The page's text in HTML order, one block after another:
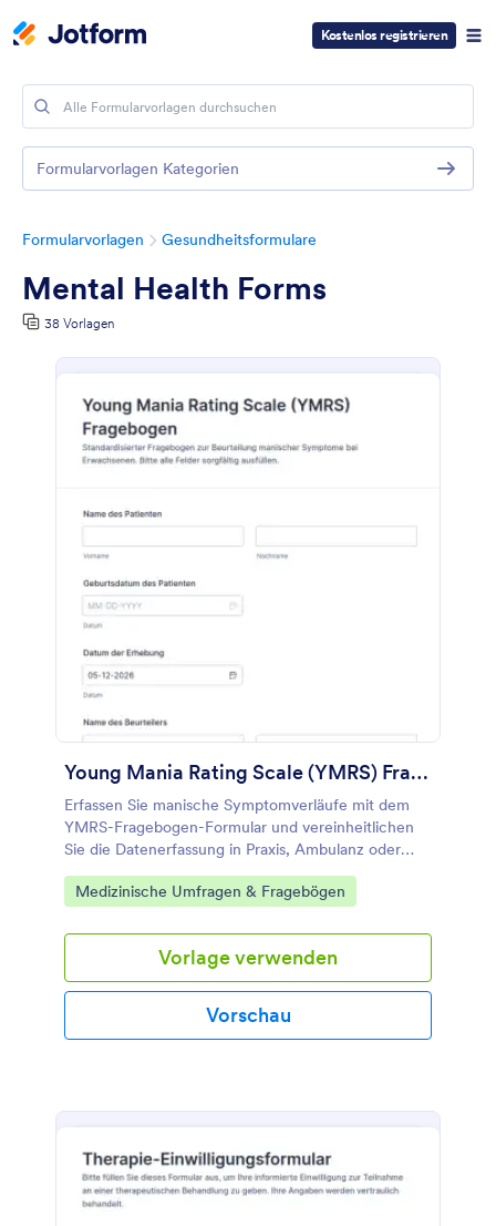
Kostenlos registrieren
Formularvorlagen Gesundheitsformulare
Mental Health Forms
38 Vorlagen
Young Mania Rating Scale (YMRS) Fragebogen
Erfassen Sie manische Symptomverläufe mit dem
YMRS-Fragebogen-Formular und vereinheitlichen
Sie die Datenerfassung in Praxis, Ambulanz oder
Klinik, inklusive übersichtlicher Dokumentation der
Formularantworten in Jotform.
Go to Category:
Medizinische Umfragen & Fragebögen
Vorlage verwenden
Vorschau
Formularvorlagen Kategorien